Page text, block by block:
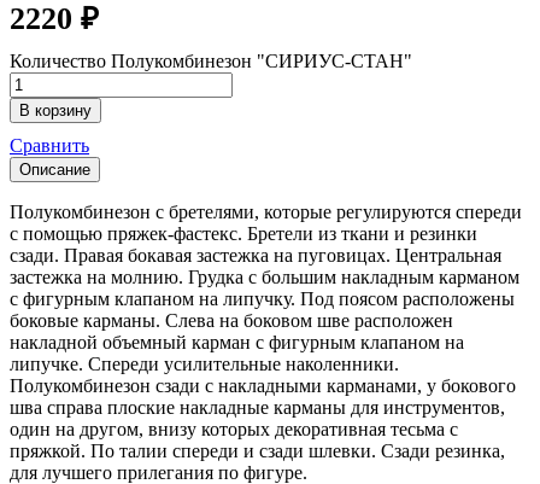
2220 ₽
Количество Полукомбинезон "СИРИУС-СТАН"
В корзину
Сравнить
Описание
Полукомбинезон с бретелями, которые регулируются спереди
с помощью пряжек-фастекс. Бретели из ткани и резинки
сзади. Правая бокавая застежка на пуговицах. Центральная
застежка на молнию. Грудка с большим накладным карманом
с фигурным клапаном на липучку. Под поясом расположены
боковые карманы. Слева на боковом шве расположен
накладной объемный карман с фигурным клапаном на
липучке. Спереди усилительные наколенники.
Полукомбинезон сзади с накладными карманами, у бокового
шва справа плоские накладные карманы для инструментов,
один на другом, внизу которых декоративная тесьма с
пряжкой. По талии спереди и сзади шлевки. Сзади резинка,
для лучшего прилегания по фигуре.